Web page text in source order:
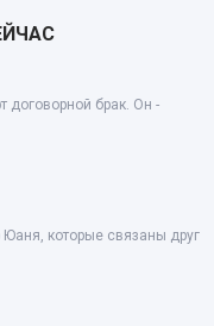
договорной брак. Он -
которые связаны друг